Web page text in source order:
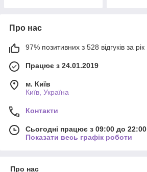
Про нас
97% позитивних з 528 відгуків за рік
Працює з 24.01.2019
м. Київ
Київ, Україна
Контакти
Сьогодні працює з 09:00 до 22:00
Показати весь графік роботи
Про нас